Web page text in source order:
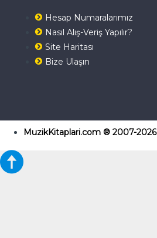
Hesap Numaralarımız
Nasıl Alış-Veriş Yapılır?
Site Haritası
Bize Ulaşın
MuzikKitaplari.com ® 2007-2026